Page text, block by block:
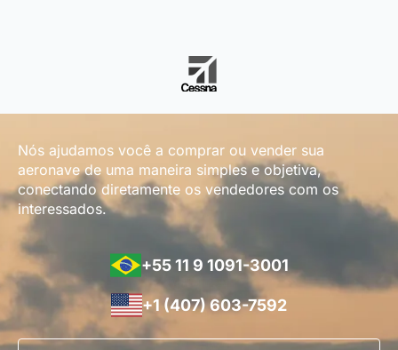
Nós ajudamos você a comprar ou vender sua
aeronave de uma maneira simples e objetiva,
conectando diretamente os vendedores com os
interessados.
+55 11 9 1091-3001
+1 (407) 603-7592